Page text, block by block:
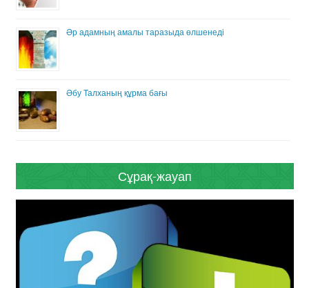
Әр адамның амалы таразыда өлшенеді
Әбу Талханың құрма бағы
Сұрақ-жауап